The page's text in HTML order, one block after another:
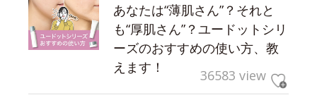
あなたは“薄肌さん”？それと
も“厚肌さん”？ユードットシリ
ーズのおすすめの使い方、教
えます！
36583 view